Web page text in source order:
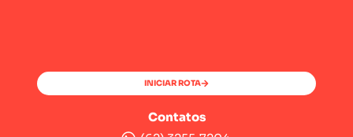
INICIAR ROTA
Contatos